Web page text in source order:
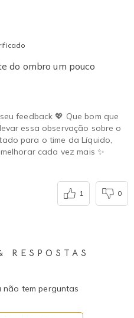
do ombro um pouco
feedback 💖 Que bom que
essa observação sobre o
para o time da Líquido,
cada vez mais ✨
1 0
RESPOSTAS
tem perguntas